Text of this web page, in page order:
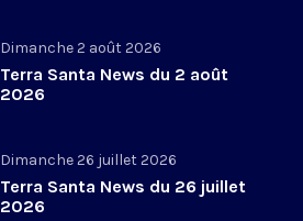
Dimanche 2 août 2026
Terra Santa News du 2 août
2026
Dimanche 26 juillet 2026
Terra Santa News du 26 juillet
2026